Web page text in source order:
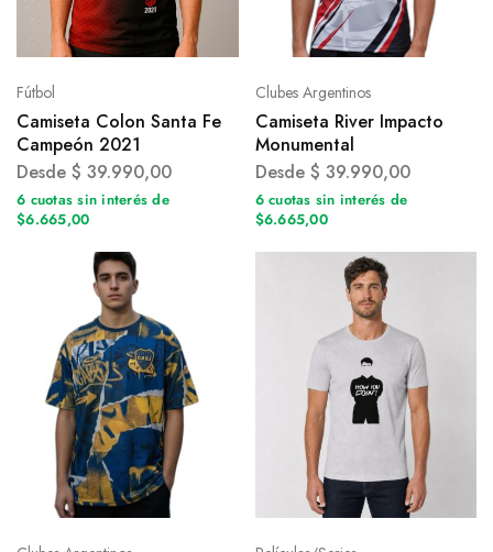
Fútbol
Camiseta Colon Santa Fe
Campeón 2021
Desde $ 39.990,00
6 cuotas sin interés de
$6.665,00
Clubes Argentinos
Camiseta River Impacto
Monumental
Desde $ 39.990,00
6 cuotas sin interés de
$6.665,00